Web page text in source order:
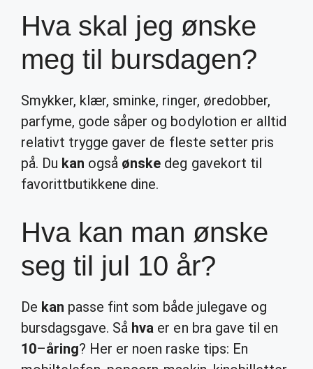
Hva skal jeg ønske
meg til bursdagen?
Smykker, klær, sminke, ringer, øredobber,
parfyme, gode såper og bodylotion er alltid
relativt trygge gaver de fleste setter pris
på. Du kan også ønske deg gavekort til
favorittbutikkene dine.
Hva kan man ønske
seg til jul 10 år?
De kan passe fint som både julegave og
bursdagsgave. Så hva er en bra gave til en
10–åring? Her er noen raske tips: En